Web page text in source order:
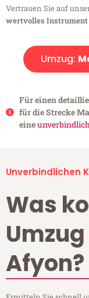
Vertrauen Sie auf
wertvolles
Umzug:
Für einen
für die Strecke
eine
Unverbindlichen
Was
Afyon?